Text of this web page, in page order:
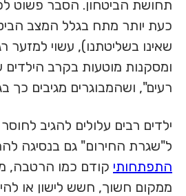
תחושת הביטחון. הסבר פשוט
כעת יותר מתח בגלל המצב
שאינו בשליטתנו), עשוי למזער
ומסקנות מוטעות בקרב
רעים", ושהמבוגרים מגיבים כך
ילדים רבים עלולים להגיב
ל"שגרת החירום" גם בנסיגה
התפתחותי קודם כמו הרטבה,
ממקום חשוך, חשש לישון או